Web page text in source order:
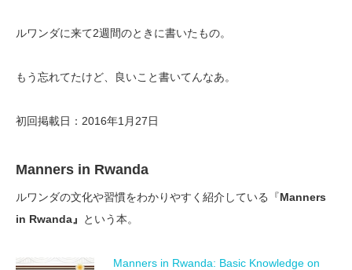
ルワンダに来て2週間のときに書いたもの。
もう忘れてたけど、良いこと書いてんなあ。
初回掲載日：2016年1月27日
Manners in Rwanda
ルワンダの文化や習慣をわかりやすく紹介している『Manners
in Rwanda』
という本。
Manners in Rwanda: Basic Knowledge on